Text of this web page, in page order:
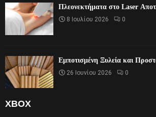
Πλεονεκτήματα στο Laser
8 Ιουλίου 2026 0
Εμποτισμένη Ξυλεία και
26 Ιουνίου 2026 0
XBOX